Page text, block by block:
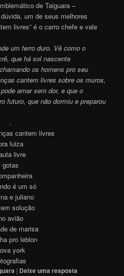
de Taiguara –
um de seus melhores
livres” é o carro chefe e vale
um ferro duro. Vê como o
que há sol nascente
os homens pro seu
cantem livres sobre os muros,
amar sem dor, e que o
futuro, que não dormiu e preparou
.
cantem livres
luiza
livre
gotas
é um só
e juliano
solução
avião
de marisa
pro leblon
york
| Deixe uma resposta